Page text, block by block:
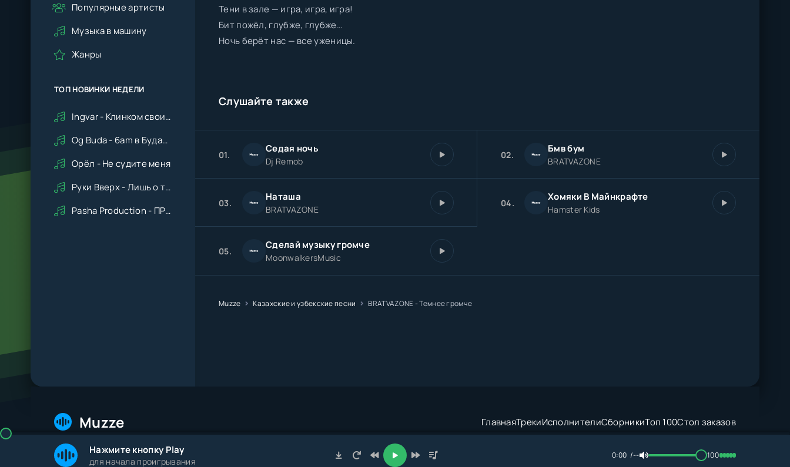
Тени в зале — игра, игра, игра!
Бит пожёл, глубже, глубже…
Ночь берёт нас — все уженицы.
Слушайте также
01. Седая ночь
Dj Remob
02. Бмв бум
BRATVAZONE
03. Наташа
BRATVAZONE
04. Хомяки В Майнкрафте
Hamster Kids
05. Сделай музыку громче
MoonwalkersMusic
Muzze Казахские и узбекские песни BRATVAZONE - Темнее громче
Популярные артисты
Музыка в машину
Жанры
ТОП НОВИНКИ НЕДЕЛИ
Ingvar - Клинком своим ударишь ты по сердцу мне
Og Buda - 6am в Будапеште
Орёл - Не судите меня
Руки Вверх - Лишь о тебе мечтая (Remix cover Deep House)
Pasha Production - ПРАВДУ СКАЖИ
Muzze ГлавнаяТрекиИсполнителиСборникиТоп 100Стол заказов
© 2026 Muzze.net. Все права защищены. Администрация: admin@muzze.net
Нажмите кнопку Play
для начала проигрывания
0:00 -- 100